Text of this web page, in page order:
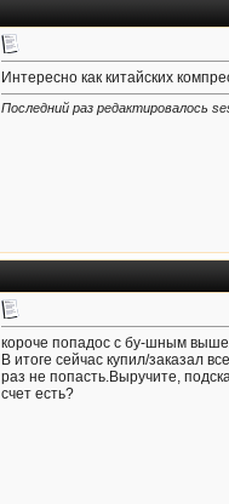
Интересно как китайских
Последний раз редактировалось
короче попадос с бу-шным
В итоге сейчас купил/заказал
раз не попасть.Выручите,
счет есть?